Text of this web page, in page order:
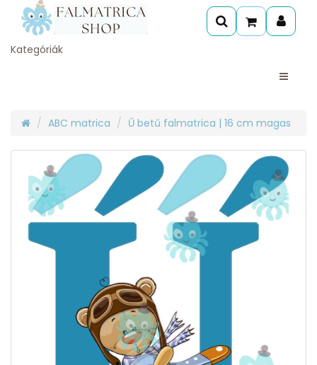
Kategóriák
ABC matrica Ű betű falmatrica | 16 cm magas